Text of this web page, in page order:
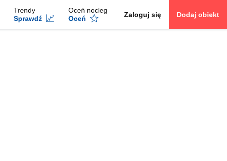
Trendy
Sprawdź
Oceń nocleg
Oceń
Zaloguj się Dodaj obiekt